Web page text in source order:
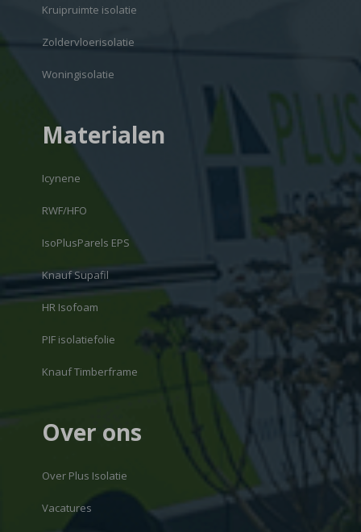
Kruipruimte isolatie
Zoldervloerisolatie
Woningisolatie
Materialen
Icynene
RWF/HFO
IsoPlusParels EPS
Knauf Supafil
HR Isofoam
PIF isolatiefolie
Knauf Timberframe
Over ons
Over Plus Isolatie
Vacatures